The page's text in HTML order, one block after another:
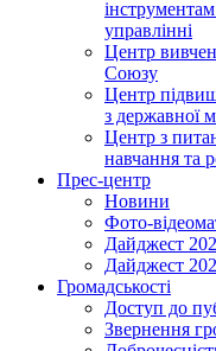
управлінні
Центр
Союзу
Центр
з державної
Центр з
навчання та
Прес-центр
Новини
Фото-
Дайджест
Дайджест
Громадськості
Доступ до
Звернення